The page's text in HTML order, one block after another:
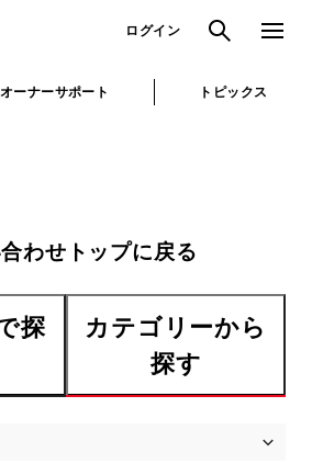
ログイン 検索 メニュ
オーナーサポート トピックス
わせトップに戻る
探
カテゴリーから
探す